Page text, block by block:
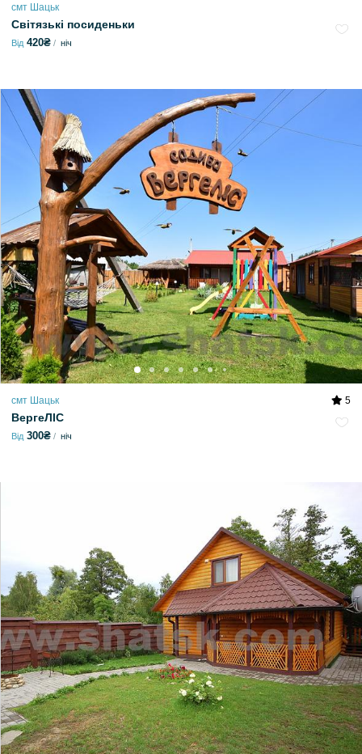
смт Шацьк
Світязькі посиденьки
Від 420₴ ніч
смт Шацьк 5
ВергеЛІС
Від 300₴ ніч